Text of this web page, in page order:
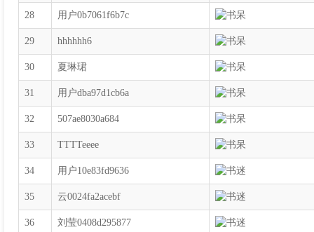
28 用户0b7061f6b7c
29 hhhhhh6
30 夏琳珺
31 用户dba97d1cb6a
32 507ae8030a684
33 TTTTeeee
34 用户10e83fd9636
35 云0024fa2acebf
36 刘莹0408d295877